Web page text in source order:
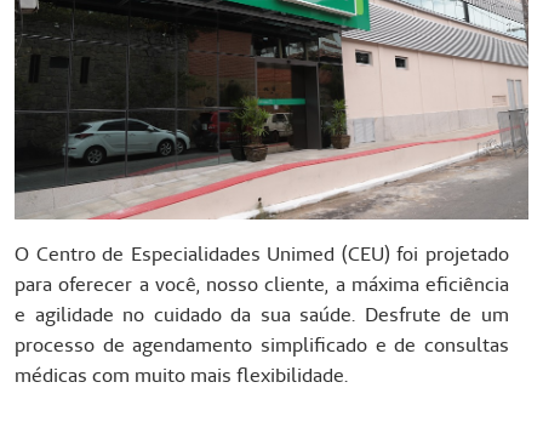
O Centro de Especialidades Unimed (CEU) foi projetado
para oferecer a você, nosso cliente, a máxima eficiência
e agilidade no cuidado da sua saúde. Desfrute de um
processo de agendamento simplificado e de consultas
médicas com muito mais flexibilidade.